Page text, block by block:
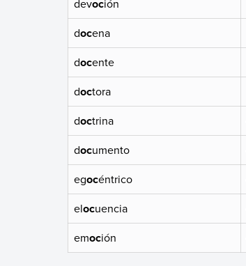
devoción
docena
docente
doctora
doctrina
documento
egocéntrico
elocuencia
emoción